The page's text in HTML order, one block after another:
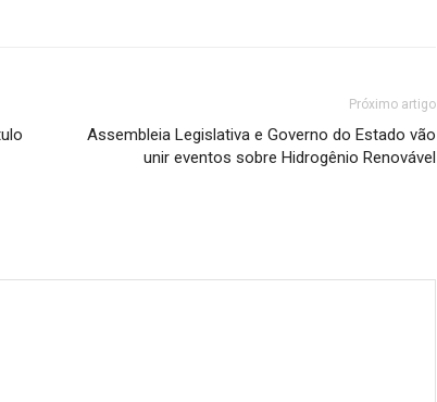
Próximo artigo
Assembleia Legislativa e Governo do Estado vão
unir eventos sobre Hidrogênio Renovável